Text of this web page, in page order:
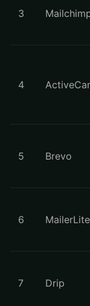
3
4
5 Brevo
6 MailerLite
7 Drip